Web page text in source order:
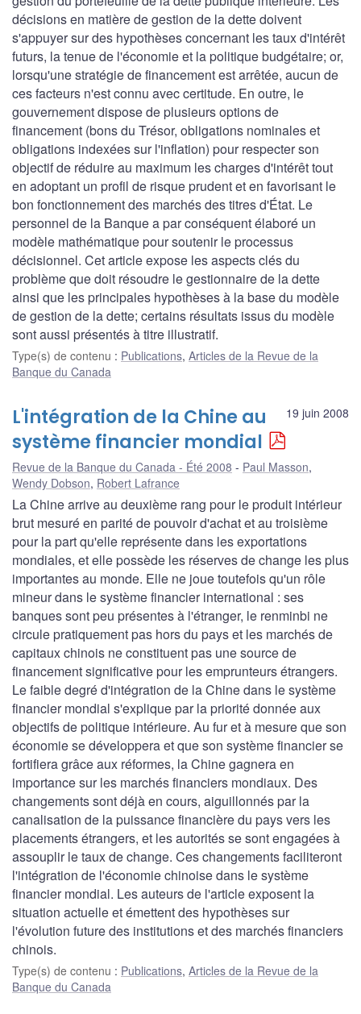
décisions en matière de gestion de la dette doivent
s'appuyer sur des hypothèses concernant les taux d'intérêt
futurs, la tenue de l'économie et la politique budgétaire; or,
lorsqu'une stratégie de financement est arrêtée, aucun de
ces facteurs n'est connu avec certitude. En outre, le
gouvernement dispose de plusieurs options de
financement (bons du Trésor, obligations nominales et
obligations indexées sur l'inflation) pour respecter son
objectif de réduire au maximum les charges d'intérêt tout
en adoptant un profil de risque prudent et en favorisant le
bon fonctionnement des marchés des titres d'État. Le
personnel de la Banque a par conséquent élaboré un
modèle mathématique pour soutenir le processus
décisionnel. Cet article expose les aspects clés du
problème que doit résoudre le gestionnaire de la dette
ainsi que les principales hypothèses à la base du modèle
de gestion de la dette; certains résultats issus du modèle
sont aussi présentés à titre illustratif.
Type(s) de contenu : Publications, Articles de la Revue de la
Banque du Canada
19 juin 2008
L'intégration de la Chine au
système financier mondial
Revue de la Banque du Canada - Été 2008 Paul Masson,
Wendy Dobson, Robert Lafrance
La Chine arrive au deuxième rang pour le produit intérieur
brut mesuré en parité de pouvoir d'achat et au troisième
pour la part qu'elle représente dans les exportations
mondiales, et elle possède les réserves de change les plus
importantes au monde. Elle ne joue toutefois qu'un rôle
mineur dans le système financier international : ses
banques sont peu présentes à l'étranger, le renminbi ne
circule pratiquement pas hors du pays et les marchés de
capitaux chinois ne constituent pas une source de
financement significative pour les emprunteurs étrangers.
Le faible degré d'intégration de la Chine dans le système
financier mondial s'explique par la priorité donnée aux
objectifs de politique intérieure. Au fur et à mesure que son
économie se développera et que son système financier se
fortifiera grâce aux réformes, la Chine gagnera en
importance sur les marchés financiers mondiaux. Des
changements sont déjà en cours, aiguillonnés par la
canalisation de la puissance financière du pays vers les
placements étrangers, et les autorités se sont engagées à
assouplir le taux de change. Ces changements faciliteront
l'intégration de l'économie chinoise dans le système
financier mondial. Les auteurs de l'article exposent la
situation actuelle et émettent des hypothèses sur
l'évolution future des institutions et des marchés financiers
chinois.
Type(s) de contenu : Publications, Articles de la Revue de la
Banque du Canada